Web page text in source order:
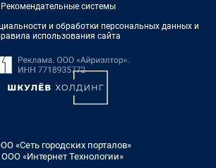
Рекомендательные системы
и обработки персональных данных и
использования сайта
«Сеть городских порталов»
«Интернет Технологии»